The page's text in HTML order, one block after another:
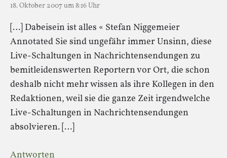
18. Oktober 2007 um 8:16 Uhr
[…] Dabeisein ist alles « Stefan Niggemeier
Annotated Sie sind ungefähr immer Unsinn, diese
Live-Schaltungen in Nachrichtensendungen zu
bemitleidenswerten Reportern vor Ort, die schon
deshalb nicht mehr wissen als ihre Kollegen in den
Redaktionen, weil sie die ganze Zeit irgendwelche
Live-Schaltungen in Nachrichtensendungen
absolvieren. […]
Antworten